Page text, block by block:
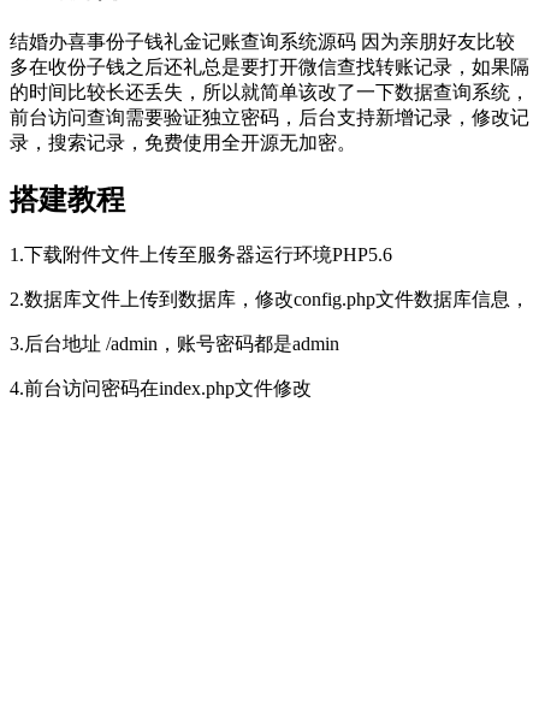
结婚办喜事份子钱礼金记账查询系统源码 因为亲朋好友比较
多在收份子钱之后还礼总是要打开微信查找转账记录，如果隔
的时间比较长还丢失，所以就简单该改了一下数据查询系统，
前台访问查询需要验证独立密码，后台支持新增记录，修改记
录，搜索记录，免费使用全开源无加密。
搭建教程
1.下载附件文件上传至服务器运行环境PHP5.6
2.数据库文件上传到数据库，修改config.php文件数据库信息，
3.后台地址 /admin，账号密码都是admin
4.前台访问密码在index.php文件修改